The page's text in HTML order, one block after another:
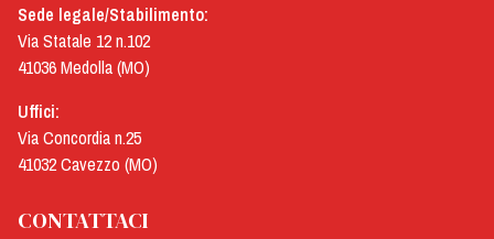
Sede legale/Stabilimento:
Via Statale 12 n.102
41036 Medolla (MO)
Uffici:
Via Concordia n.25
41032 Cavezzo (MO)
CONTATTACI